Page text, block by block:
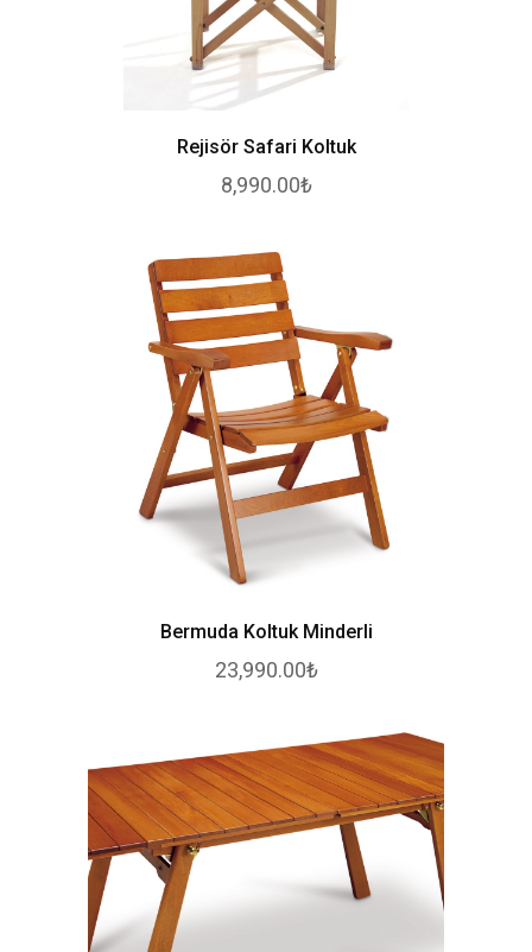
Rejisör Safari Koltuk
8,990.00₺
Bermuda Koltuk Minderli
23,990.00₺